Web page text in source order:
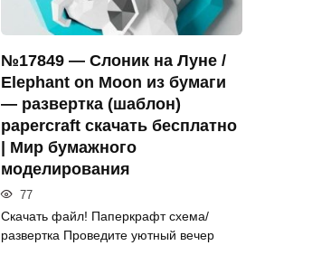
№17849 — Слоник на Луне /
Elephant on Moon из бумаги
— развертка (шаблон)
papercraft скачать бесплатно
| Мир бумажного
моделирования
77
Скачать файл! Паперкрафт схема/
развертка Проведите уютный вечер